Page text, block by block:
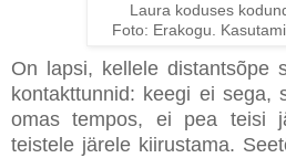
Laura koduses
Foto: Erakogu.
On lapsi, kellele distantsõpe
kontakttunnid: keegi ei sega,
omas tempos, ei pea teisi
teistele järele kiirustama.